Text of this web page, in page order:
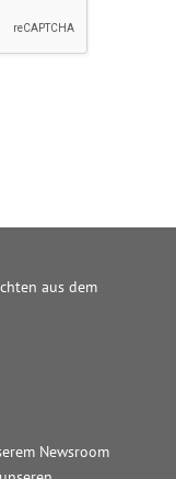
aus dem
Newsroom